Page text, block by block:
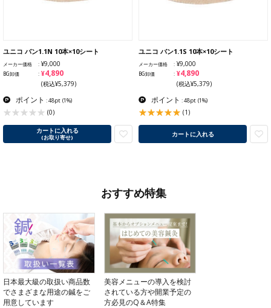
ユニコ バン1.1N 10本×10シート
メーカー価格 ¥9,000
BG卸価 ¥4,890
(税込¥5,379)
ポイント : 48pt (1%)
(0)
カートに入れる
(お取り寄せ)
ユニコ バン1.1S 10本×10シート
メーカー価格 ¥9,000
BG卸価 ¥4,890
(税込¥5,379)
ポイント : 48pt (1%)
(1)
カートに入れる
おすすめ特集
日本最大級の取扱い商品数
でさまざまな用途の鍼をご
用意しています
美容メニューの導入を検討
されている方や開業予定の
方必見のQ＆A特集